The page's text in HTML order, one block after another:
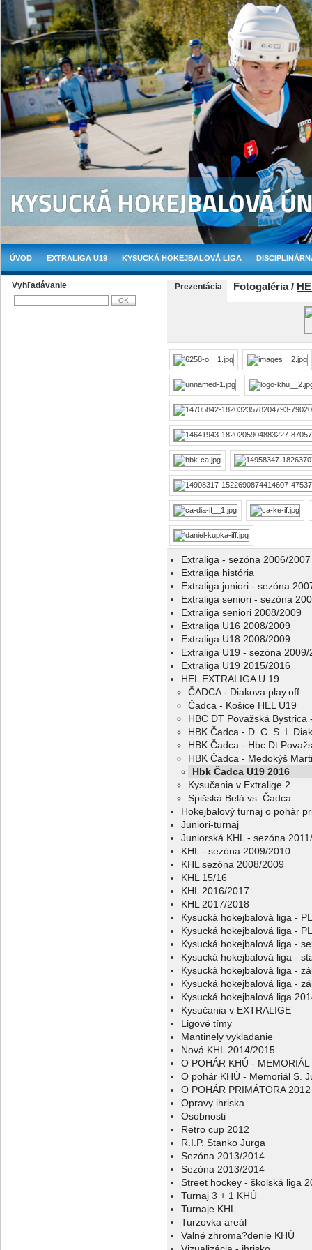
ÚVOD EXTRALIGA U19 KYSUCKÁ HOKEJBALOVÁ LIGA
Vyhľadávanie Prezentácia Fotogaléria /
Extraliga - sezóna 2006/2007
Extraliga história
Extraliga juniori - sezóna
Extraliga seniori - sezóna
Extraliga seniori 2008/2009
Extraliga U16 2008/2009
Extraliga U18 2008/2009
Extraliga U19 - sezóna 2009/
Extraliga U19 2015/2016
HEL EXTRALIGA U 19
ČADCA - Diakova play.off
Čadca - Košice HEL U19
HBC DT Považská Bystrica
HBK Čadca - D. C. S. I.
HBK Čadca - Hbc Dt
HBK Čadca - Medokýš
Hbk Čadca U19 2016
Kysučania v Extralige 2
Spišská Belá vs. Čadca
Hokejbalový turnaj o pohár
Juniori-turnaj
Juniorská KHL - sezóna
KHL - sezóna 2009/2010
KHL sezóna 2008/2009
KHL 15/16
KHL 2016/2017
KHL 2017/2018
Kysucká hokejbalová liga -
Kysucká hokejbalová liga -
Kysucká hokejbalová liga -
Kysucká hokejbalová liga -
Kysucká hokejbalová liga -
Kysucká hokejbalová liga -
Kysucká hokejbalová liga
Kysučania v EXTRALIGE
Ligové tímy
Mantinely vykladanie
Nová KHL 2014/2015
O POHÁR KHÚ - MEMORIÁL
O pohár KHÚ - Memoriál S.
O POHÁR PRIMÁTORA 2012
Opravy ihriska
Osobnosti
Retro cup 2012
R.I.P. Stanko Jurga
Sezóna 2013/2014
Sezóna 2013/2014
Street hockey - školská liga
Turnaj 3 + 1 KHÚ
Turnaje KHL
Turzovka areál
Valné zhroma?denie KHÚ